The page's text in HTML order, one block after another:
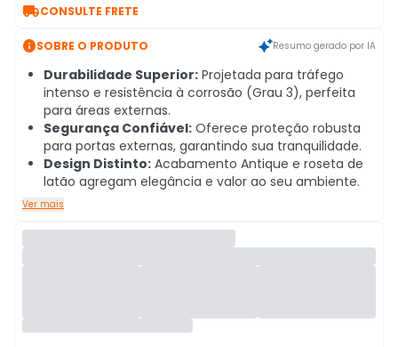
CONSULTE FRETE
SOBRE O PRODUTO Resumo gerado por IA
Durabilidade Superior: Projetada para tráfego
intenso e resistência à corrosão (Grau 3), perfeita
para áreas externas.
Segurança Confiável: Oferece proteção robusta
para portas externas, garantindo sua tranquilidade.
Design Distinto: Acabamento Antique e roseta de
latão agregam elegância e valor ao seu ambiente.
Ver mais